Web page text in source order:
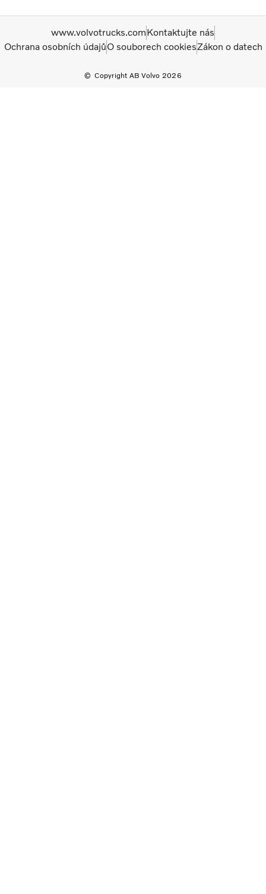
Copyright AB Volvo 2026
www.volvotrucks.comKontaktujte nás
Ochrana osobních údajůO souborech cookiesZákon o datech